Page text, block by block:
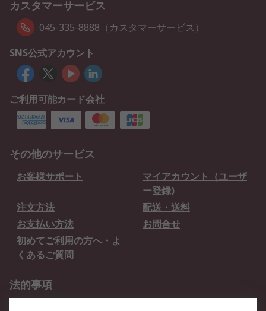
カスタマーサービス
045-335-8888（カスタマーサービス）
SNS公式アカウント
ご利用可能カード会社
その他のサービス
お客様サポート
マイアカウント（ユーザ
ー登録)
注文方法
配送・送料
お支払い方法
お問合せ
初めてご利用の方へ・よ
くあるご質問
法的事項